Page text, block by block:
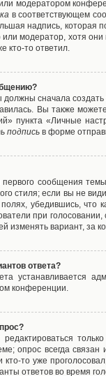
модератором
в соответствующем
надпись, которая
модератор, хотя
кто-то ответил.
сначала
Вы также
пункта «Личные
подпись в форме
сообщения
стиля; если вы не
убедившись, что
при
изменять вариант, за
ответа?
устанавливается
конференции.
опрос всегда
то уже
ответов во время